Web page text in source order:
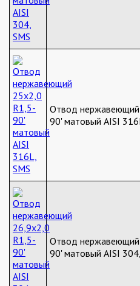
Отвод
90' матовый AISI
Отвод
90' матовый AISI